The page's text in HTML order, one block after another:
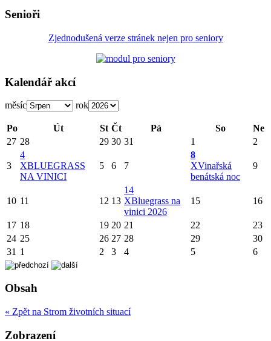
Senioři
Zjednodušená verze stránek nejen pro seniory
Kalendář akcí
měsíc rok
Po Út St Čt Pá So
Ne
27 28 29 30 31 1 2
3
4
XBLUEGRASS
NA VINICI
5 6 7
8
XVinařská
benátská noc
9
10 11 12 13
14
XBluegrass na
vinici 2026
15 16
17 18 19 20 21 22
23
24 25 26 27 28 29
30
31 1 2 3 4 5 6
Obsah
« Zpět na Strom životních situací
Zobrazení